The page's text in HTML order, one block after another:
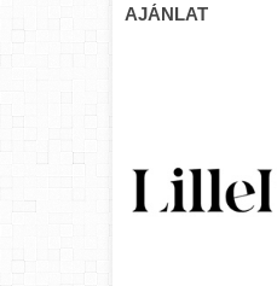
AJÁNLAT